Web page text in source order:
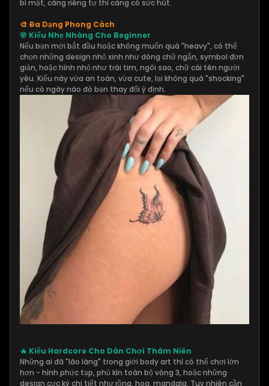
bí mật, càng riêng tư thì càng có sức hút.
🎨 Đa Dạng Phong Cách
🌸 Kiểu Nhẹ Nhàng Cho Beginner
Nếu bạn mới bắt đầu hoặc không muốn quá "heavy", có thể
chọn những design nhỏ xinh như dòng chữ ngắn, symbol đơn
giản, hoặc hình nhỏ như trái tim, ngôi sao, chữ cái tên người
yêu. Kiểu này vừa an toàn, vừa cute, lại không quá "shocking"
nếu có ngày nào đó bạn thay đổi ý định.
🔥 Kiểu Hardcore Cho Dân Chơi Thâm Niên
Những ai đã "lão làng" trong giới body art thì có thể chơi lớn
hơn - hình phức tạp, phủ kín toàn bộ vòng 3, hoặc những
design cực kỳ chi tiết như rồng, hoa, mandala. Tuy nhiên cần